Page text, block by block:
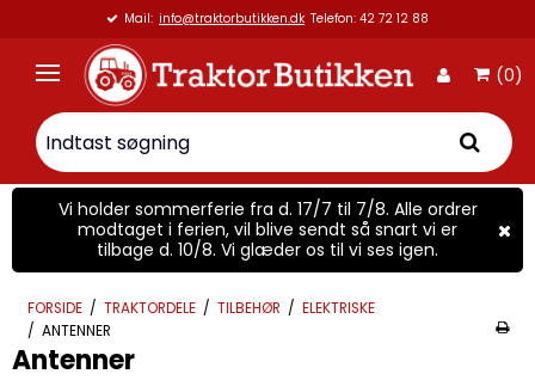
Mail: info@traktorbutikken.dk Telefon: 42 72 12 88
(0)
Vi holder sommerferie fra d. 17/7 til 7/8. Alle ordrer
modtaget i ferien, vil blive sendt så snart vi er
tilbage d. 10/8. Vi glæder os til vi ses igen.
FORSIDE / TRAKTORDELE / TILBEHØR / ELEKTRISKE
/ ANTENNER
Antenner